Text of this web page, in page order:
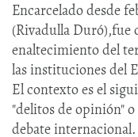
Encarcelado desde
(Rivadulla Duró),fue
enaltecimiento del
las instituciones del
El contexto es el
"delitos de opinión"
debate